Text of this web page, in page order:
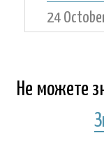
24
Не можете